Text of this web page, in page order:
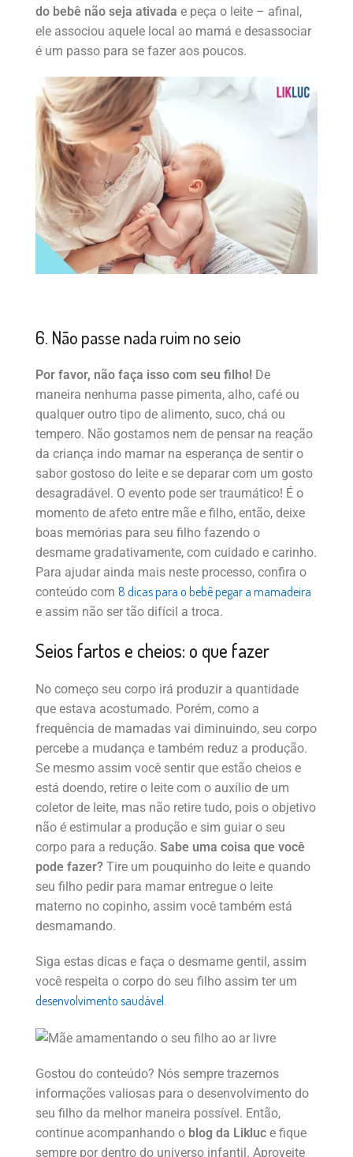
do bebê não seja ativada e peça o leite – afinal,
ele associou aquele local ao mamá e desassociar
é um passo para se fazer aos poucos.
6. Não passe nada ruim no seio
Por favor, não faça isso com seu filho! De
maneira nenhuma passe pimenta, alho, café ou
qualquer outro tipo de alimento, suco, chá ou
tempero. Não gostamos nem de pensar na reação
da criança indo mamar na esperança de sentir o
sabor gostoso do leite e se deparar com um gosto
desagradável. O evento pode ser traumático! É o
momento de afeto entre mãe e filho, então, deixe
boas memórias para seu filho fazendo o
desmame gradativamente, com cuidado e carinho.
Para ajudar ainda mais neste processo, confira o
conteúdo com 8 dicas para o bebê pegar a mamadeira
e assim não ser tão difícil a troca.
Seios fartos e cheios: o que fazer
No começo seu corpo irá produzir a quantidade
que estava acostumado. Porém, como a
frequência de mamadas vai diminuindo, seu corpo
percebe a mudança e também reduz a produção.
Se mesmo assim você sentir que estão cheios e
está doendo, retire o leite com o auxílio de um
coletor de leite, mas não retire tudo, pois o objetivo
não é estimular a produção e sim guiar o seu
corpo para a redução. Sabe uma coisa que você
pode fazer? Tire um pouquinho do leite e quando
seu filho pedir para mamar entregue o leite
materno no copinho, assim você também está
desmamando.
Siga estas dicas e faça o desmame gentil, assim
você respeita o corpo do seu filho assim ter um
desenvolvimento saudável.
Gostou do conteúdo? Nós sempre trazemos
informações valiosas para o desenvolvimento do
seu filho da melhor maneira possível. Então,
continue acompanhando o blog da Likluc e fique
sempre por dentro do universo infantil. Aproveite